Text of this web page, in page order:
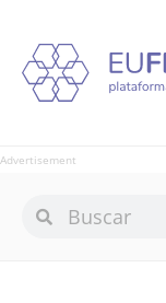
Advertisement